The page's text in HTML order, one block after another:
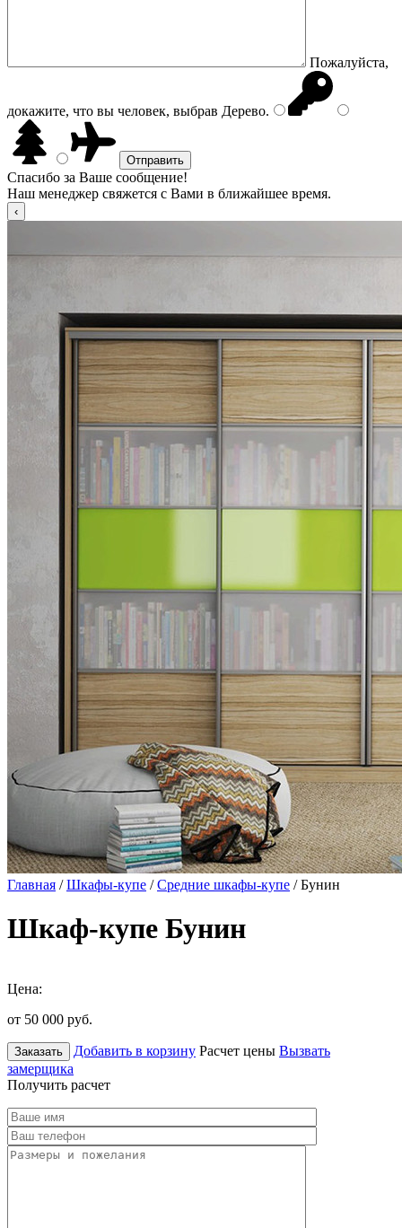
Пожалуйста,
докажите, что вы человек, выбрав Дерево.
Спасибо за Ваше сообщение!
Наш менеджер свяжется с Вами в ближайшее время.
Главная /Шкафы-купе /Средние шкафы-купе / Бунин
Шкаф-купе Бунин
Цена:
от 50 000 руб.
Заказать Добавить в корзину Расчет цены Вызвать
замерщика
Получить расчет